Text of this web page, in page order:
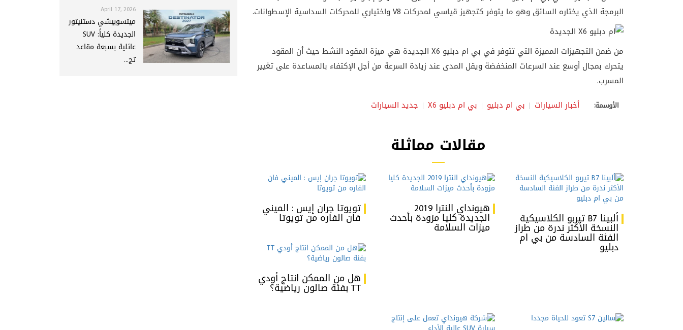
البرمجة الذي يختاره السائق وهو ما يتوفر كتجهيز قياسي لمحركات V8 واختياري للمحركات السداسية الإسطوانات.
من ضمن التجهيزات المميزة التي تتوفر في بي ام دبليو X6 الجديدة هي ميزة المقود النشط حيث أن المقود
يتحرك بمجال أوسع عند السرعات المنخفضة ويقل المدى عند زيادة السرعة من أجل الإكتفاء بالمساعدة على تغيير
المسرب.
الأوسمة: أخبار السيارات بي ام دبليو بي ام دبليو X6 جديد السيارات
مقالات مماثلة
ألبينا B7 تيربو الكلاسيكية
النسخة الأكثر ندرة من طراز
الفئة السادسة من بي ام
دبليو
هيونداي النترا 2019
الجديدة كليا مزودة بأحدث
ميزات السلامة
تويوتا جران إيس : الميني
فان الفاره من تويوتا
هل من الممكن انتاج أودي
TT بفئة صالون رياضية؟
April 17, 2026
ميتسوبيشي دستنيتور
الجديدة كلياً: SUV
عائلية بسبعة مقاعد
تج...